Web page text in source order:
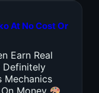
At No Cost Or
Earn Real
Definitely
Mechanics